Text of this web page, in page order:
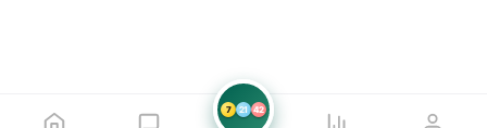
7 21 42